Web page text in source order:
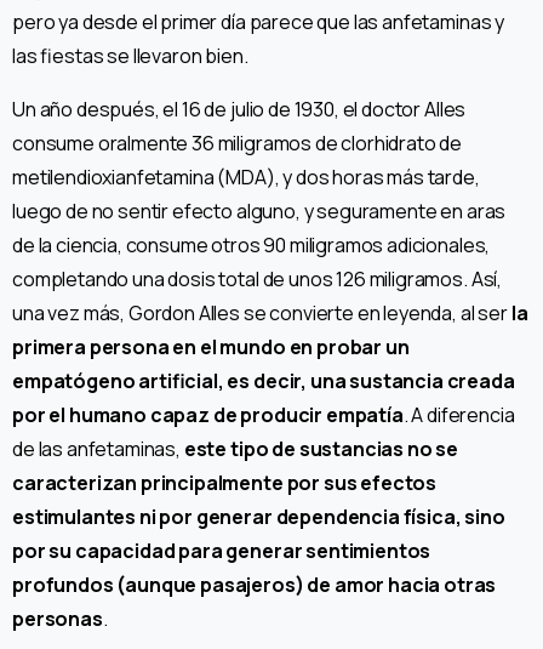
pero ya desde el primer día parece que las anfetaminas y
las fiestas se llevaron bien.
Un año después, el 16 de julio de 1930, el doctor Alles
consume oralmente 36 miligramos de clorhidrato de
metilendioxianfetamina (MDA), y dos horas más tarde,
luego de no sentir efecto alguno, y seguramente en aras
de la ciencia, consume otros 90 miligramos adicionales,
completando una dosis total de unos 126 miligramos. Así,
una vez más, Gordon Alles se convierte en leyenda, al serla
primera persona en el mundo en probar un
empatógeno artificial, es decir, una sustancia creada
por el humano capaz de producir empatía. A diferencia
de las anfetaminas, este tipo de sustancias no se
caracterizan principalmente por sus efectos
estimulantes ni por generar dependencia física, sino
por su capacidad para generar sentimientos
profundos (aunque pasajeros) de amor hacia otras
personas.